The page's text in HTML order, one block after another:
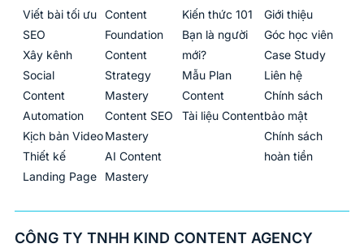
Viết bài tối ưu
SEO
Xây kênh
Social
Content
Automation
Kịch bản Video
Thiết kế
Landing Page
Content
Foundation
Content
Strategy
Mastery
Content SEO
Mastery
AI Content
Mastery
Kiến thức 101
Bạn là người
mới?
Mẫu Plan
Content
Tài liệu Content
Giới thiệu
Góc học viên
Case Study
Liên hệ
Chính sách
bảo mật
Chính sách
hoàn tiền
CÔNG TY TNHH KIND CONTENT AGENCY